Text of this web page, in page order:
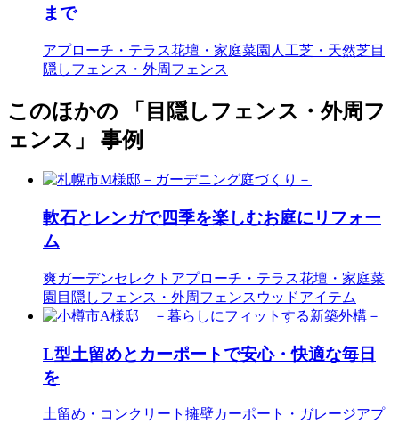
まで
アプローチ・テラス花壇・家庭菜園 人工芝・天然芝目
隠しフェンス・外周フェンス
このほかの 「目隠しフェンス・外周フ
ェンス」 事例
軟石とレンガで四季を楽しむお庭にリフォー
ム
爽ガーデンセレクト アプローチ・テラス花壇・家庭菜
園 目隠しフェンス・外周フェンス ウッドアイテム
L型土留めとカーポートで安心・快適な毎日
を
土留め・コンクリート擁壁カーポート・ガレージアプ